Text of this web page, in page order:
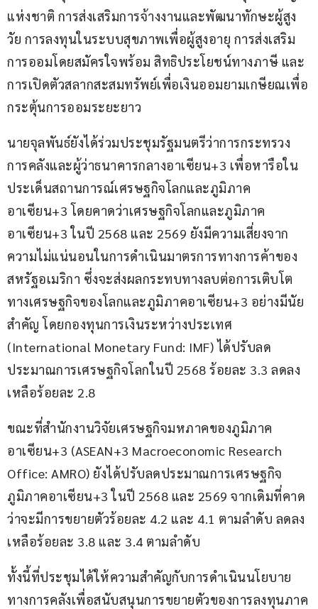
แห่งชาติ การส่งเสริมการจ้างงานและพัฒนาทักษะผู้สูง
วัย การลงทุนในระบบสุขภาพเพื่อผู้สูงอายุ การส่งเสริม
การออมโดยสมัครใจพร้อม สิทธิประโยชน์ทางภาษี และ
การเปิดตัวสลากสะสมทรัพย์เพื่อเงินออมยามเกษียณเพื่อ
กระตุ้นการออมระยะยาว
นายจุลพันธ์ยังได้ร่วมประชุมรัฐมนตรีว่าการกระทรวง
การคลังและผู้ว่าธนาคารกลางอาเซียน+3 เพื่อหารือใน
ประเด็นสถานการณ์เศรษฐกิจโลกและภูมิภาค
อาเซียน+3 โดยคาดว่าเศรษฐกิจโลกและภูมิภาค
อาเซียน+3 ในปี 2568 และ 2569 ยังมีความเสี่ยงจาก
ความไม่แน่นอนในการดำเนินมาตรการทางการค้าของ
สหรัฐอเมริกา ซึ่งจะส่งผลกระทบทางลบต่อการเติบโต
ทางเศรษฐกิจของโลกและภูมิภาคอาเซียน+3 อย่างมีนัย
สำคัญ โดยกองทุนการเงินระหว่างประเทศ
(International Monetary Fund: IMF) ได้ปรับลด
ประมาณการเศรษฐกิจโลกในปี 2568 ร้อยละ 3.3 ลดลง
เหลือร้อยละ 2.8
ขณะที่สำนักงานวิจัยเศรษฐกิจมหภาคของภูมิภาค
อาเซียน+3 (ASEAN+3 Macroeconomic Research
Office: AMRO) ยังได้ปรับลดประมาณการเศรษฐกิจ
ภูมิภาคอาเซียน+3 ในปี 2568 และ 2569 จากเดิมที่คาด
ว่าจะมีการขยายตัวร้อยละ 4.2 และ 4.1 ตามลำดับ ลดลง
เหลือร้อยละ 3.8 และ 3.4 ตามลำดับ
ทั้งนี้ที่ประชุมได้ให้ความสำคัญกับการดำเนินนโยบาย
ทางการคลังเพื่อสนับสนุนการขยายตัวของการลงทุนภาค